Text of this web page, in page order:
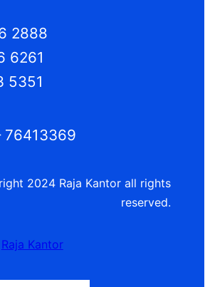
2888
6261
5351
76413369
2024 Raja Kantor all rights
reserved.
Raja Kantor